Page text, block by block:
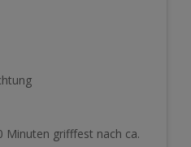
Minuten grifffest nach ca.